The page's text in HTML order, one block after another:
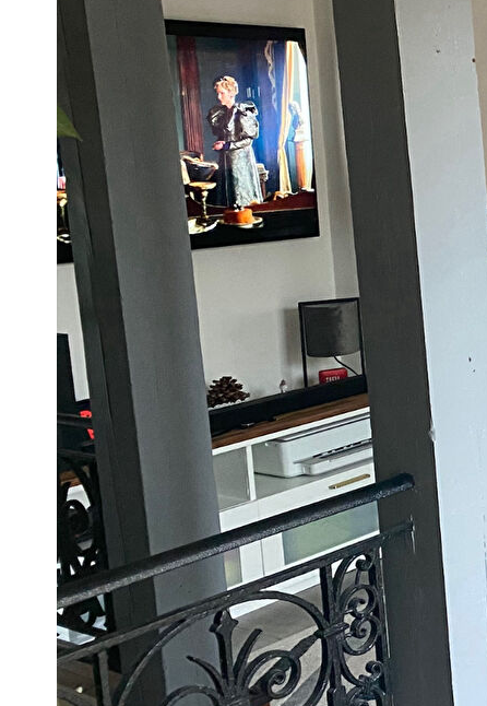
Description
Réf : 2284
L'agence TLG Catenne Immobilier vous propose cette
Crépy-en-Valois.
Elle offre séjour, coin cuisine aménagé, WC. A l'étage
Garage. Cave. Jardin d'environ 85 m2. Libre le 25
Loyer 714€ dont 10€ de provisions pour charges avec
DPE classé D.
Dépenses énergétiques estimés au 01/01/2021 entre 1
Dépôt de garantie 714€
Honoraires d'agence 555.68€ dont 208€38 pour l'état